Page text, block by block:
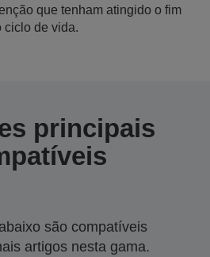
que tenham atingido o fim
ciclo de vida.
principais
são compatíveis
artigos nesta gama.